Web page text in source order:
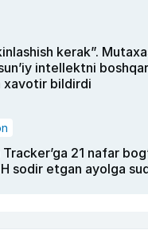
kerak”.
intellektni
xavotir bildirdi
21 nafar
sodir etgan ayolga